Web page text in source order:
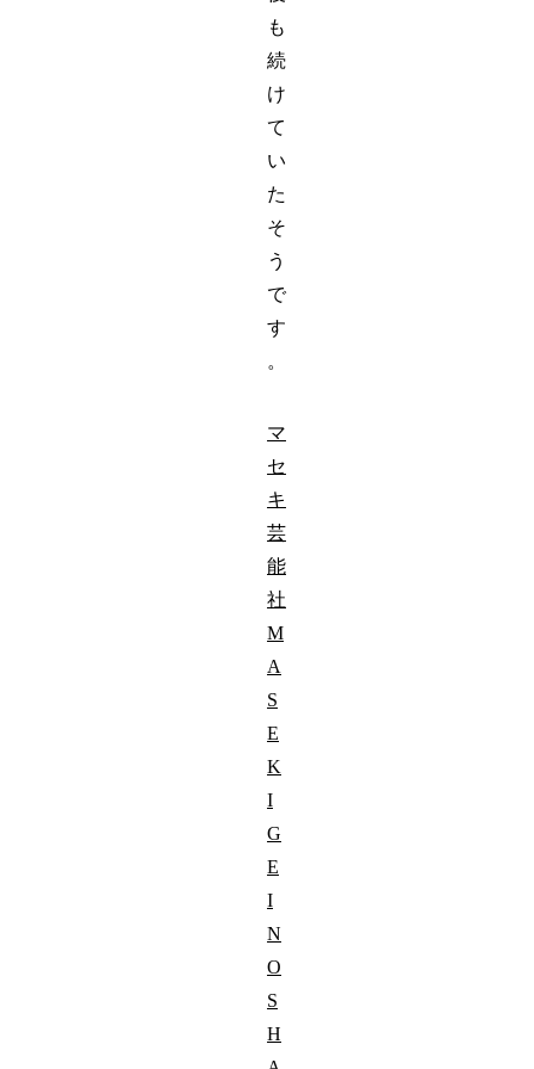
も
続
け
て
い
た
そ
う
で
す
。
マ
セ
キ
芸
能
社
M
A
S
E
K
I
G
E
I
N
O
S
H